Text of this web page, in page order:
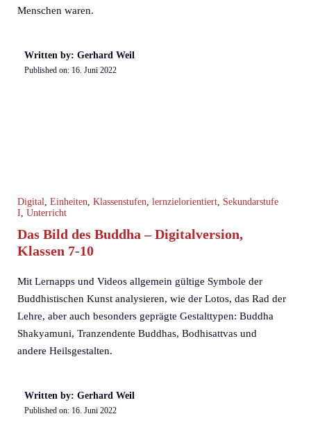
Menschen waren.
Written by: Gerhard Weil
Published on: 16. Juni 2022
Digital Einheiten Klassenstufen lernzielorientiert Sekundarstufe
I Unterricht
Das Bild des Buddha – Digitalversion,
Klassen 7-10
Mit Lernapps und Videos allgemein gültige Symbole der
Buddhistischen Kunst analysieren, wie der Lotos, das Rad der
Lehre, aber auch besonders geprägte Gestalttypen: Buddha
Shakyamuni, Tranzendente Buddhas, Bodhisattvas und
andere Heilsgestalten.
Written by: Gerhard Weil
Published on: 16. Juni 2022